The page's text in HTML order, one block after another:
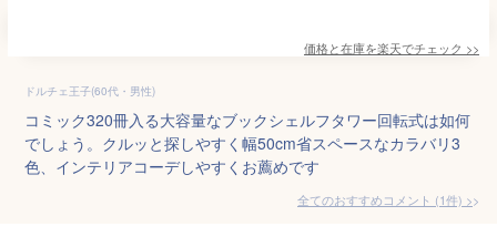
価格と在庫を楽天でチェック >>
ドルチェ王子(60代・男性)
コミック320冊入る大容量なブックシェルフタワー回転式は如何
でしょう。クルッと探しやすく幅50cm省スペースなカラバリ3
色、インテリアコーデしやすくお薦めです
全てのおすすめコメント (1件) >